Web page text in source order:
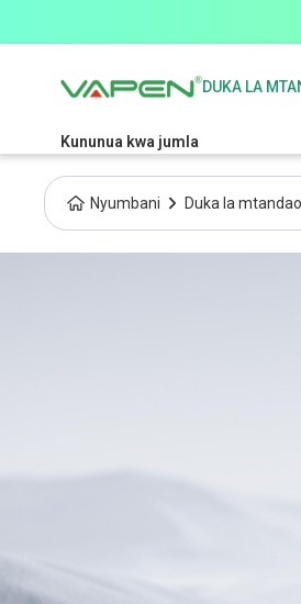
DUKA LA
Kununua kwa jumla
Nyumbani Duka la